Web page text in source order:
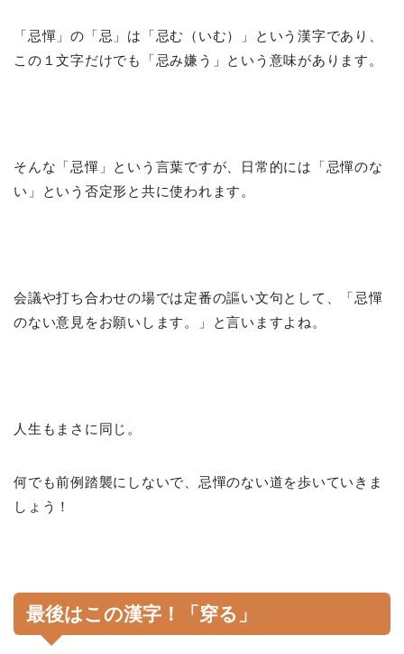
「忌憚」の「忌」は「忌む（いむ）」という漢字であり、
この１文字だけでも「忌み嫌う」という意味があります。
そんな「忌憚」という言葉ですが、日常的には「忌憚のな
い」という否定形と共に使われます。
会議や打ち合わせの場では定番の謳い文句として、「忌憚
のない意見をお願いします。」と言いますよね。
人生もまさに同じ。
何でも前例踏襲にしないで、忌憚のない道を歩いていきま
しょう！
最後はこの漢字！「穿る」